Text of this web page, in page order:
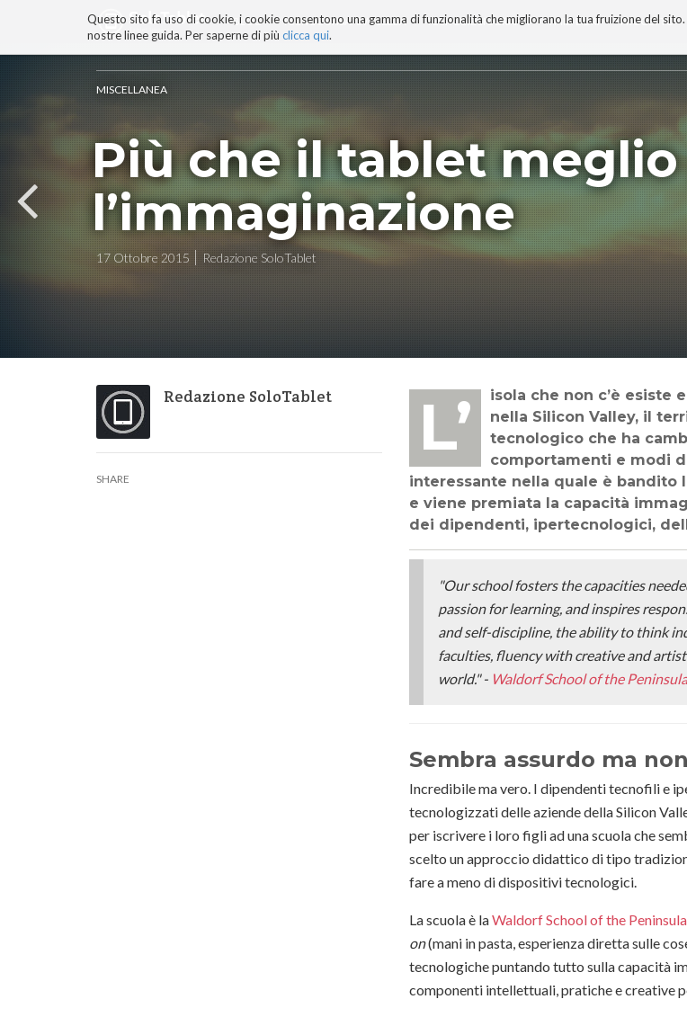
Questo sito fa uso di cookie, i cookie consentono una gamma di funzionalità che migliorano la tua fruizione del
nostre linee guida. Per saperne di più clicca qui.
BLOG TECNOCONSAPEVOLEZZA TECNOBIBLIOGRAFIA I MIEI LIBRI PROGETTO
ai
contenuti.
Salta
alla
navigazione
MISCELLANEA
Più che il tablet
l’immaginazione
17 Ottobre 2015 Redazione SoloTablet
Redazione SoloTablet
SHARE
L’isola che non c’è esiste e si chiama Waldorf School of the Peninsula. Si trova
nella Silicon Valley, il
tecnologico che ha
comportamenti e modi di
interessante nella quale è bandito
e viene premiata la capacità
dei dipendenti, ipertecnologici,
"Our school fosters the capacities
passion for learning, and inspires
and self-discipline, the ability to think
faculties, fluency with creative and
world." - Waldorf School of the Peninsula
Sembra assurdo ma
Incredibile ma vero. I dipendenti tecnofili e
tecnologizzati delle aziende della Silicon
per iscrivere i loro figli ad una scuola che
scelto un approccio didattico di tipo
fare a meno di dispositivi tecnologici.
La scuola è laWaldorf School of the Peninsula
on(mani in pasta, esperienza diretta sulle
tecnologiche puntando tutto sulla capacità
componenti intellettuali, pratiche e creative